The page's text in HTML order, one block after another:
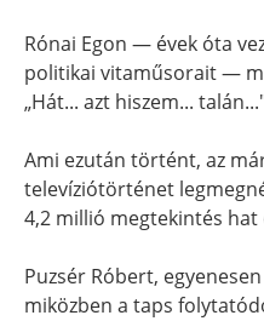
Rónai Egon — évek óta
politikai vitaműsorait —
„Hát... azt hiszem...
Ami ezután történt, az
televíziótörténet
4,2 millió megtekintés
Puzsér Róbert,
miközben a taps